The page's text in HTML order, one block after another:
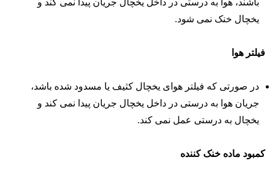
یخچال خنک نمی شود.
فیلتر هوا
در صورتی که فیلتر هوای یخچال کثیف یا مسدود شده باشد،
جریان هوا به درستی در داخل یخچال جریان پیدا نمی کند و
یخچال به درستی عمل نمی کند.
کمبود ماده خنک کننده